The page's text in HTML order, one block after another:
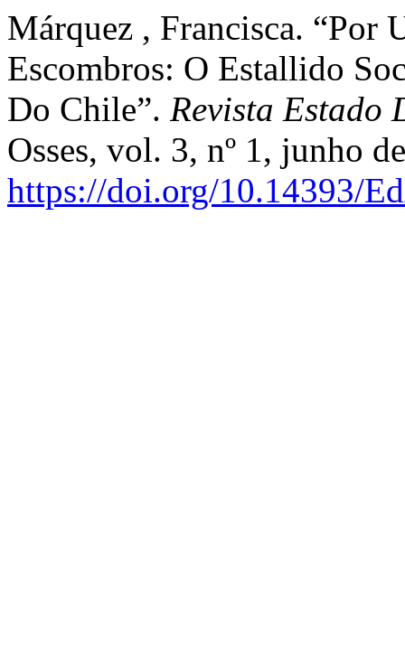
Márquez , Francisca. “Por
Escombros: O Estallido
Do Chile”. Revista Estado
Osses, vol. 3, nº 1, junho
https://doi.org/10.14393/